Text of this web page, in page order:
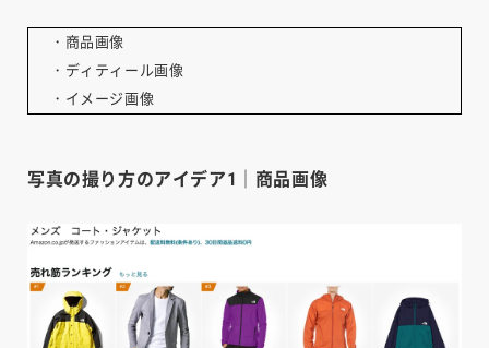
・商品画像
・ディティール画像
・イメージ画像
写真の撮り方のアイデア1｜商品画像